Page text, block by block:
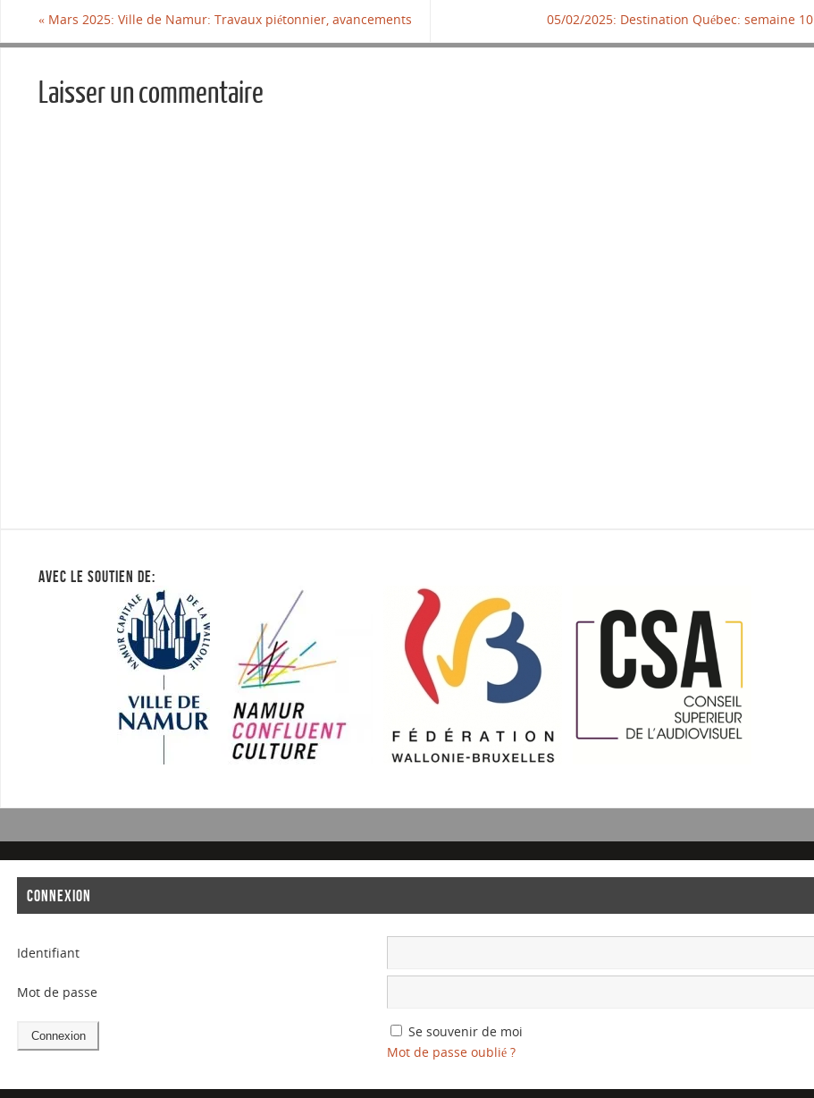
« Mars 2025: Ville de Namur: Travaux piétonnier, avancements 05/02/2025: Destination Québec: semaine 10
Laisser un commentaire
AVEC LE SOUTIEN DE:
CONNEXION
Identifiant
Mot de passe
Se souvenir de moi
Mot de passe oublié ?